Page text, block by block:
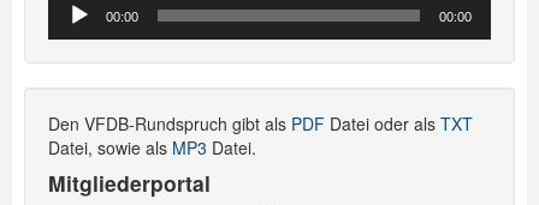
Player
00:00 00:00
Den VFDB-Rundspruch gibt als PDF Datei oder als TXT
Datei, sowie als MP3 Datei.
Mitgliederportal